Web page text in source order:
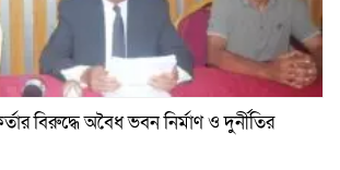
বিরুদ্ধে অবৈধ ভবন নির্মাণ ও দুর্নীতির